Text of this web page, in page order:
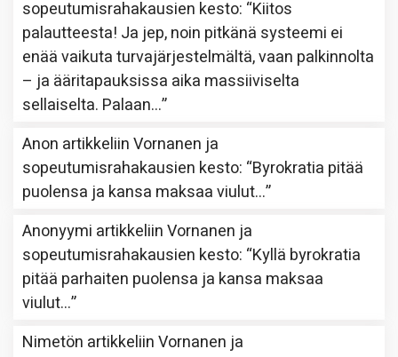
sopeutumisrahakausien kesto: “Kiitos
palautteesta! Ja jep, noin pitkänä systeemi ei
enää vaikuta turvajärjestelmältä, vaan palkinnolta
– ja ääritapauksissa aika massiiviselta
sellaiselta. Palaan…”
Anon artikkeliinVornanen ja
sopeutumisrahakausien kesto: “Byrokratia pitää
puolensa ja kansa maksaa viulut…”
Anonyymi artikkeliinVornanen ja
sopeutumisrahakausien kesto: “Kyllä byrokratia
pitää parhaiten puolensa ja kansa maksaa
viulut…”
Nimetön artikkeliinVornanen ja